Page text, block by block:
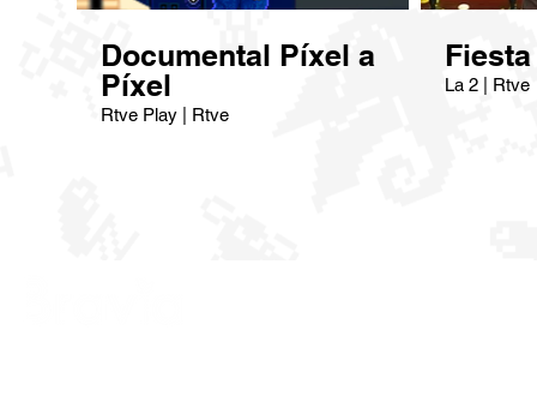
Documental Píxel a
Píxel
Rtve Play | Rtve
La 2 | Rtve